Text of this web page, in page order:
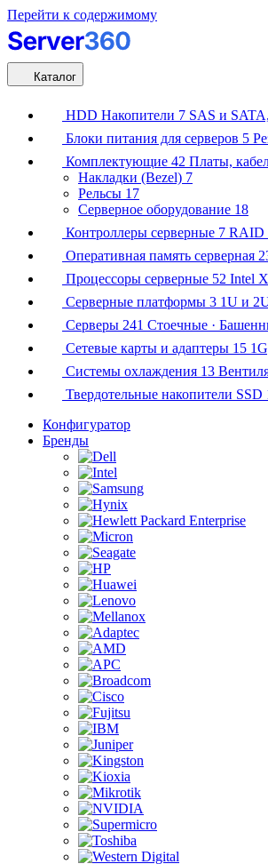
Перейти к содержимому
Каталог
HDD Накопители 7 SAS и
Блоки питания для серверов 5
Комплектующие 42 Платы,
Накладки (Bezel) 7
Рельсы 17
Серверное оборудование 18
Контроллеры серверные 7 RAID
Оперативная память серверная
Процессоры серверные 52 Intel
Серверные платформы 3 1U и
Серверы 241 Стоечные ·
Сетевые карты и адаптеры 15
Системы охлаждения 13
Твердотельные накопители SSD
Конфигуратор
Бренды